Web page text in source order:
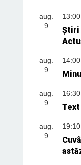
aug.
9
13:00
Știri
aug.
9
14:00
aug.
9
16:30
aug.
9
19:10